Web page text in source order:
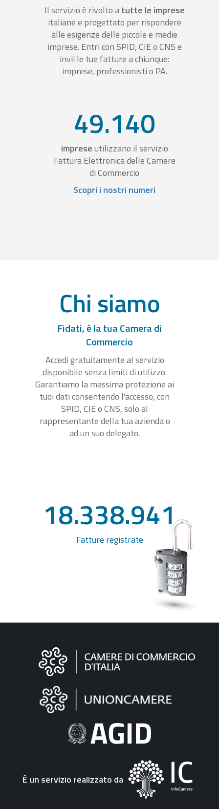
Il servizio è rivolto atutte le imprese
italiane e progettato per rispondere
alle esigenze delle piccole e medie
imprese. Entri con SPID, CIE o CNS e
invii le tue fatture a chiunque:
imprese, professionisti o PA.
49.140
impreseutilizzano il servizio
Fattura Elettronica delle Camere
di Commercio
Scopri i nostri numeri
Chi siamo
Fidati, è la tua Camera di
Commercio
Accedi gratuitamente al servizio
disponibile senza limiti di utilizzo.
Garantiamo la massima protezione ai
tuoi dati consentendo l'accesso, con
SPID, CIE o CNS, solo al
rappresentante della tua azienda o
ad un suo delegato.
18.338.941
Fatture registrate
Informazioni
"Fattura
Elettronica"
È un servizio realizzato da